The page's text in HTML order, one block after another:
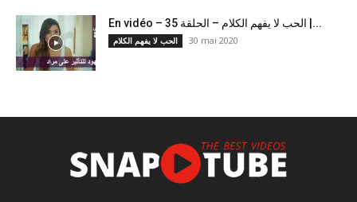
En vidéo – الحب لا يفهم الكلام – الحلقة 35 |...
الحب لا يفهم الكلام 30 mai 2020